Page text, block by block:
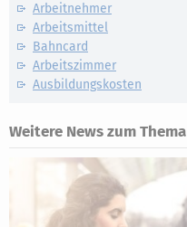
Arbeitnehmer
Arbeitsmittel
Bahncard
Arbeitszimmer
Ausbildungskosten
Weitere News zum Thema